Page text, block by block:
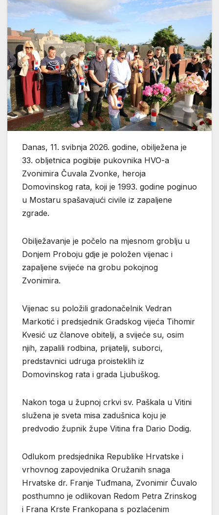
Danas, 11. svibnja 2026. godine, obilježena je
33. obljetnica pogibije pukovnika HVO-a
Zvonimira Čuvala Zvonke, heroja
Domovinskog rata, koji je 1993. godine poginuo
u Mostaru spašavajući civile iz zapaljene
zgrade.
Obilježavanje je počelo na mjesnom groblju u
Donjem Proboju gdje je položen vijenac i
zapaljene svijeće na grobu pokojnog
Zvonimira.
Vijenac su položili gradonačelnik Vedran
Markotić i predsjednik Gradskog vijeća Tihomir
Kvesić uz članove obitelji, a svijeće su, osim
njih, zapalili rodbina, prijatelji, suborci,
predstavnici udruga proisteklih iz
Domovinskog rata i grada Ljubuškog.
Nakon toga u župnoj crkvi sv. Paškala u Vitini
služena je sveta misa zadušnica koju je
predvodio župnik župe Vitina fra Dario Dodig.
Odlukom predsjednika Republike Hrvatske i
vrhovnog zapovjednika Oružanih snaga
Hrvatske dr. Franje Tuđmana, Zvonimir Čuvalo
posthumno je odlikovan Redom Petra Zrinskog
i Frana Krste Frankopana s pozlaćenim